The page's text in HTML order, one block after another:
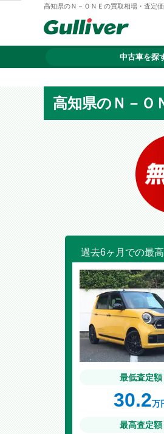
高知県のＮ－ＯＮＥの買取相場・査定
中古車を探
高知県のＮ－Ｏ
過去6ヶ月での最
最低査定額
30.2万
最高査定額